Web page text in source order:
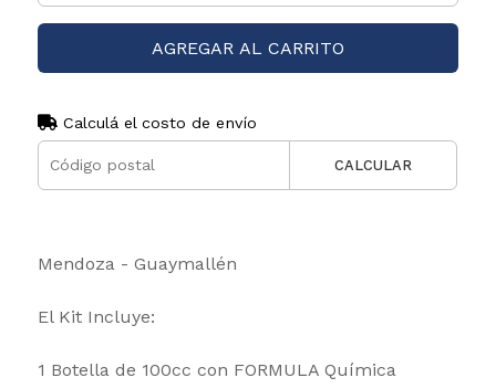
AGREGAR AL CARRITO
Calculá el costo de envío
CALCULAR
Mendoza - Guaymallén
El Kit Incluye:
1 Botella de 100cc con FORMULA Química